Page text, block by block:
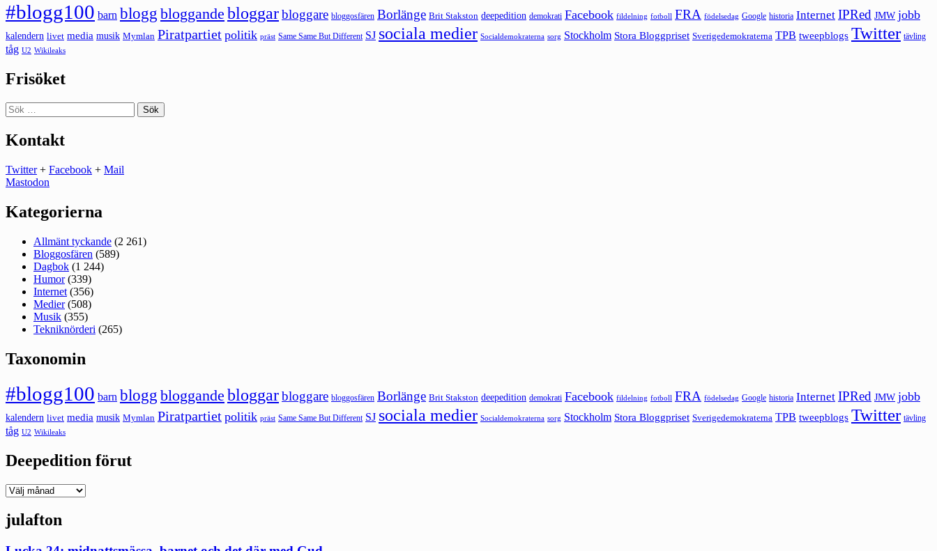
#blogg100 barn blogg bloggande bloggarbloggare bloggosfären Borlänge Brit Stakston deepedition demokrati Facebook fildelning fotboll FRA födelsedag Google historia Internet IPRed JMW jobb
kalendern livet media musik Mymlan Piratpartiet politik präst Same Same But Different SJ sociala medier Socialdemokraterna sorg Stockholm Stora Bloggpriset Sverigedemokraterna TPB tweepblogs Twitter tävling
tåg U2 Wikileaks
Frisöket
Sök
efter:
Kontakt
Twitter+ Facebook + Mail
Mastodon
Kategorierna
Allmänt tyckande (2 261)
Bloggosfären (589)
Dagbok (1 244)
Humor(339)
Internet (356)
Medier(508)
Musik (355)
Tekniknörderi (265)
Taxonomin
#blogg100 barn blogg bloggande bloggarbloggare bloggosfären Borlänge Brit Stakston deepedition demokrati Facebook fildelning fotboll FRA födelsedag Google historia Internet IPRed JMW jobb
kalendern livet media musik Mymlan Piratpartiet politik präst Same Same But Different SJ sociala medier Socialdemokraterna sorg Stockholm Stora Bloggpriset Sverigedemokraterna TPB tweepblogs Twitter tävling
tåg U2 Wikileaks
Deepedition förut
Deepedition
julafton